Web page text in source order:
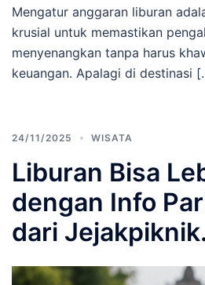
Mengatur anggaran liburan
krusial untuk memastikan
menyenangkan tanpa harus
keuangan. Apalagi di destinasi
24/11/2025 WISATA
Liburan Bisa
dengan Info
dari